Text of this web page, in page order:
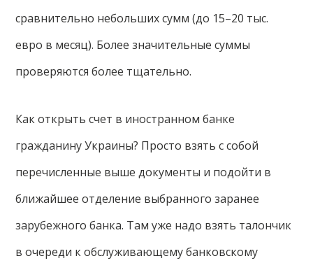
сравнительно небольших сумм (до 15–20 тыс.
евро в месяц). Более значительные суммы
проверяются более тщательно.
Как открыть счет в иностранном банке
гражданину Украины? Просто взять с собой
перечисленные выше документы и подойти в
ближайшее отделение выбранного заранее
зарубежного банка. Там уже надо взять талончик
в очереди к обслуживающему банковскому